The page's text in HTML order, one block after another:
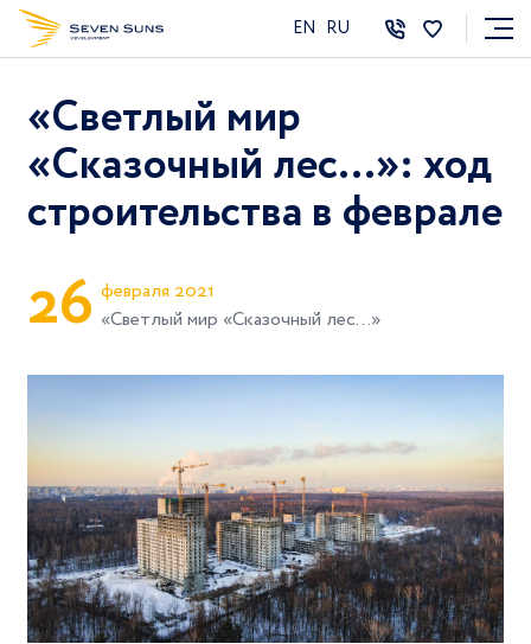
EN RU
«Светлый мир
«Сказочный лес…»: ход
строительства в феврале
26 февраля 2021
«Светлый мир «Сказочный лес…»